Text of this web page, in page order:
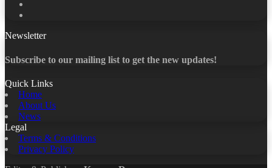
Newsletter
Subscribe to our mailing list to get the new updates!
Quick Links
Home
About Us
News
Legal
Terms & Conditions
Privacy Policy